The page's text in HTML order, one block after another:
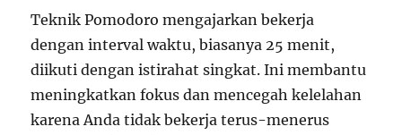
Teknik Pomodoro mengajarkan bekerja
dengan interval waktu, biasanya 25 menit,
diikuti dengan istirahat singkat. Ini membantu
meningkatkan fokus dan mencegah kelelahan
karena Anda tidak bekerja terus-menerus